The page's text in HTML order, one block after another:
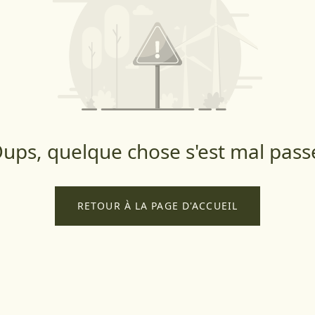
quelque chose s'est mal
RETOUR À LA PAGE D'ACCUEIL